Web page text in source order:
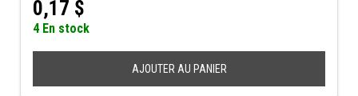
0,17 $
4 En stock
AJOUTER AU PANIER